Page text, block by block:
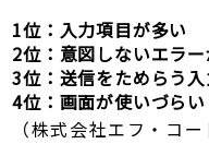
1位：入力項目が多い
2位：意図しないエラ
3位：送信をためらう
4位：画面が使いづらい
（株式会社エフ・コー